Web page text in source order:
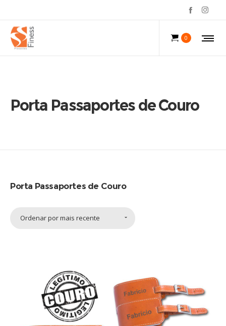
0
Porta Passaportes de Couro
Porta Passaportes de Couro
Ordenar por mais recente